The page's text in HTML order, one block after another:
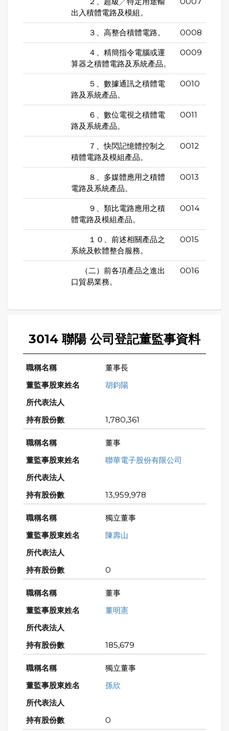
出入積體電路及模組。
３、高整合積體電路。 0008
４、精簡指令電腦或運
算器之積體電路及系統產品。
0009
５、數據通訊之積體電
路及系統產品。
0010
６、數位電視之積體電
路及系統產品。
0011
７、快閃記憶體控制之
積體電路及模組產品。
0012
８、多媒體應用之積體
電路及系統產品。
0013
９、類比電路應用之積
體電路及模組產品。
0014
１０、前述相關產品之
系統及軟體整合服務。
0015
（二）前各項產品之進出
口貿易業務。
0016
3014 聯陽 公司登記董監事資料
董事長
胡鈞陽
1,780,361
董事
聯華電子股份有限公司
13,959,978
獨立董事
陳壽山
0
董事
董明憲
185,679
獨立董事
孫欣
0